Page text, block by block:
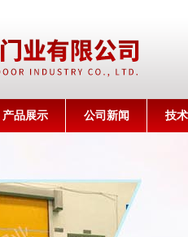
产品展示 公司新闻 技